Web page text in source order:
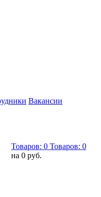
Вакансии
Товаров: 0 Товаров: 0
на 0 руб.